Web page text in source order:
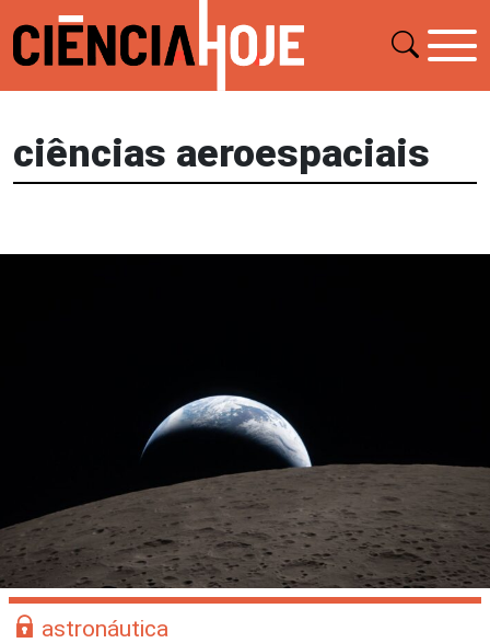
ciências aeroespaciais
astronáutica